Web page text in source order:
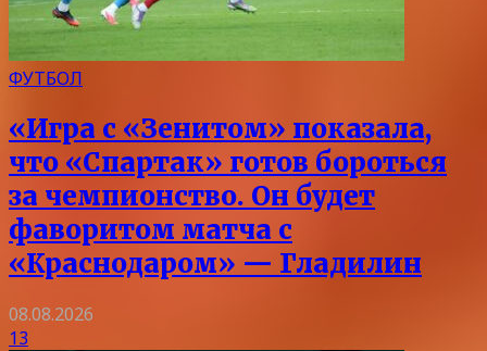
ФУТБОЛ
«Игра с «Зенитом» показала,
что «Спартак» готов бороться
за чемпионство. Он будет
фаворитом матча с
«Краснодаром» — Гладилин
08.08.2026
13